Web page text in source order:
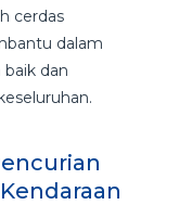
cerdas
dalam
dan